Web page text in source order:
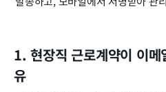
1. 현장직 근로계약이 이
유